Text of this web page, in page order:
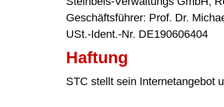
Geschäftsführer: Prof. Dr.
USt.-Ident.-Nr. DE190606404
Haftung
STC stellt sein Internetangebot